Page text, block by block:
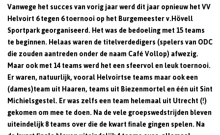
Vanwege het succes van vorig jaar werd dit jaar opnieuw het VV
Helvoirt 6 tegen 6 toernooi op het Burgemeester v.Hövell
Sportpark georganiseerd. Het was de bedoeling met 15 teams
te beginnen. Helaas waren de titelverdedigers (spelers van ODC
die zouden aantreden onder de naam Café Vollop) afwezig.
Maar ook met 14 teams werd het een sfeervol en leuk toernooi.
Er waren, natuurlijk, vooral Helvoirtse teams maar ook een
(dames)team uit Haaren, teams uit Biezenmortel en één uit Sint
Michielsgestel. Er was zelfs een team helemaal uit Utrecht (!)
gekomen om mee te doen. Na de vele groepswedstrijden bleven
uiteindelijk 8 teams over die de kwart finale gingen spelen. Na